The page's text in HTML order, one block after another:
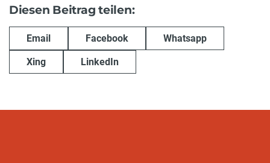
Diesen Beitrag teilen:
Email Facebook Whatsapp
Xing LinkedIn